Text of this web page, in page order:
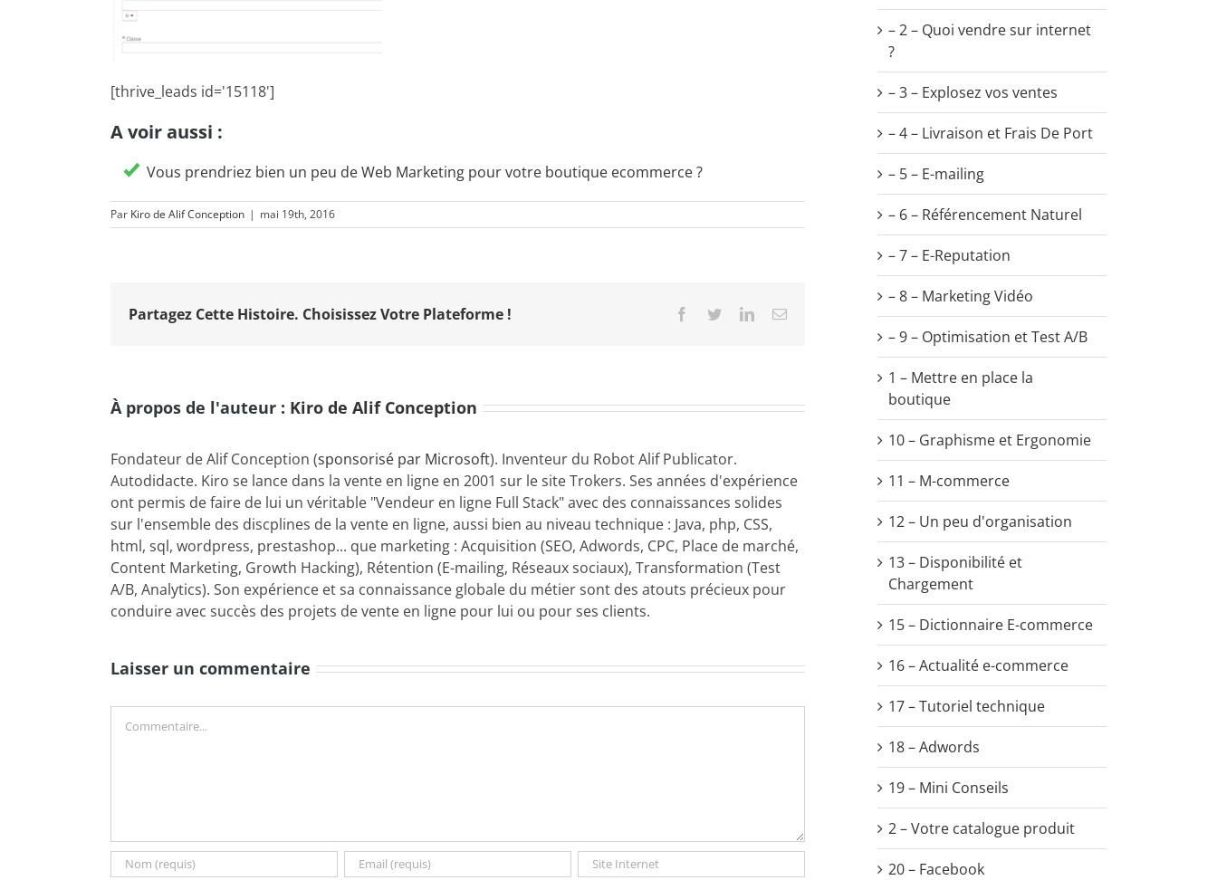
[thrive_leads id='15118']
A voir aussi :
Vous prendriez bien un peu de Web Marketing pour votre boutique ecommerce ?
Par Kiro de Alif Conception | mai 19th, 2016
Partagez Cette Histoire. Choisissez Votre Plateforme ! Facebook
TwitterLinkedInEmail
À propos de l'auteur : Kiro de Alif Conception
Fondateur de Alif Conception (sponsorisé par Microsoft). Inventeur du Robot Alif Publicator.
Autodidacte. Kiro se lance dans la vente en ligne en 2001 sur le site Trokers. Ses années d'expérience
ont permis de faire de lui un véritable "Vendeur en ligne Full Stack" avec des connaissances solides
sur l'ensemble des discplines de la vente en ligne, aussi bien au niveau technique : Java, php, CSS,
html, sql, wordpress, prestashop... que marketing : Acquisition (SEO, Adwords, CPC, Place de marché,
Content Marketing, Growth Hacking), Rétention (E-mailing, Réseaux sociaux), Transformation (Test
A/B, Analytics). Son expérience et sa connaissance globale du métier sont des atouts précieux pour
conduire avec succès des projets de vente en ligne pour lui ou pour ses clients.
Laisser un commentaire
– 2 – Quoi vendre sur internet
?
– 3 – Explosez vos ventes
– 4 – Livraison et Frais De Port
– 5 – E-mailing
– 6 – Référencement Naturel
– 7 – E-Reputation
– 8 – Marketing Vidéo
– 9 – Optimisation et Test A/B
1 – Mettre en place la
boutique
10 – Graphisme et Ergonomie
11 – M-commerce
12 – Un peu d'organisation
13 – Disponibilité et
Chargement
15 – Dictionnaire E-commerce
16 – Actualité e-commerce
17 – Tutoriel technique
18 – Adwords
19 – Mini Conseils
2 – Votre catalogue produit
20 – Facebook